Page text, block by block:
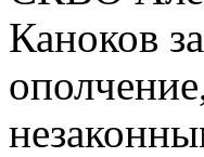
Каноков